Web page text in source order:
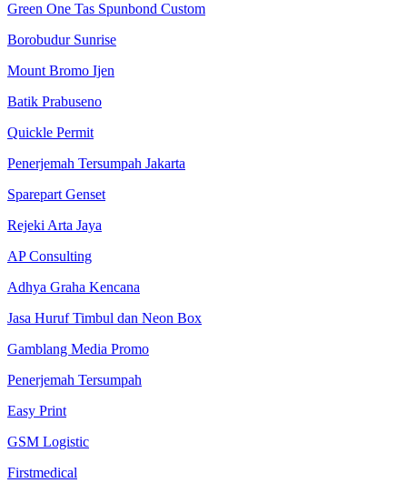
Green One Tas Spunbond Custom
Borobudur Sunrise
Mount Bromo Ijen
Batik Prabuseno
Quickle Permit
Penerjemah Tersumpah Jakarta
Sparepart Genset
Rejeki Arta Jaya
AP Consulting
Adhya Graha Kencana
Jasa Huruf Timbul dan Neon Box
Gamblang Media Promo
Penerjemah Tersumpah
Easy Print
GSM Logistic
Firstmedical